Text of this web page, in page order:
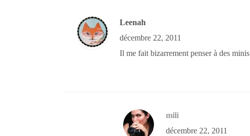
Leenah
décembre 22, 2011
Il me fait bizarrement penser à des
mili
décembre 22, 2011